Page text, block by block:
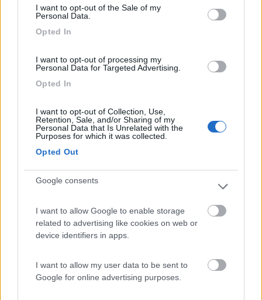
I want to opt-out of the Sale of my
Personal Data.
Opted In
I want to opt-out of processing my
Personal Data for Targeted Advertising.
Opted In
I want to opt-out of Collection, Use,
Retention, Sale, and/or Sharing of my
Personal Data that Is Unrelated with the
Purposes for which it was collected.
Opted Out
Google consents
I want to allow Google to enable storage
related to advertising like cookies on web or
device identifiers in apps.
I want to allow my user data to be sent to
Google for online advertising purposes.
assieme alla cartina della Fiera di Parma (...cosi mi semplifico la vita )
complicazioni...
non farti paranoie perchè in qualsiasi orario arriverai un posto
sostalo troverai
ecostar
In risposta al messaggio di 15:04:21
Scusate la domanda: la museruola per i cani è stata introdotta quest’anno
oppure c’è sempre stata ?? Grazie
hanno introdotto la museruola per umani